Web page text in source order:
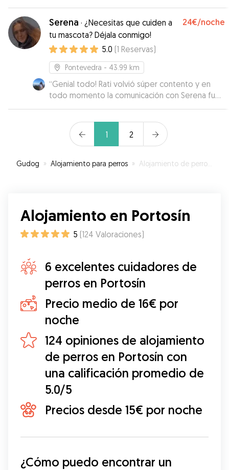
Serena · ¿Necesitas que cuiden a
tu mascota? Déjala conmigo!
24€/noche
5.0 (1 Reservas)
Pontevedra - 43.99 km
“Genial todo! Rati volvió súper contento y en
todo momento la comunicación con Serena fue
de 10.”
1 2
Gudog » Alojamiento para perros » Alojamiento de perros en Portosín
Alojamiento en Portosín
5 (124 Valoraciones)
6 excelentes cuidadores de
perros en Portosín
Precio medio de 16€ por
noche
124 opiniones de alojamiento
de perros en Portosín con
una calificación promedio de
5.0/5
Precios desde 15€ por noche
¿Cómo puedo encontrar un